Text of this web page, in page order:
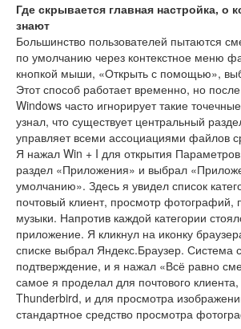
Где скрывается главная настройка, о
знают
Большинство пользователей пытаются
по умолчанию через контекстное меню
кнопкой мыши, «Открыть с помощью»,
Этот способ работает временно, но
Windows часто игнорирует такие
узнал, что существует центральный
управляет всеми ассоциациями файлов
Я нажал Win + I для открытия
раздел «Приложения» и выбрал
умолчанию». Здесь я увидел список
почтовый клиент, просмотр фотографий,
музыки. Напротив каждой категории
приложение. Я кликнул на иконку
списке выбрал Яндекс.Браузер. Система
подтверждение, и я нажал «Всё равно
самое я проделал для почтового клиента,
Thunderbird, и для просмотра
стандартное средство просмотра